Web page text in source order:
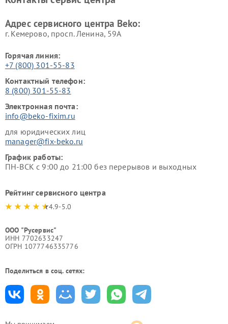
Адрес сервисного центра Beko:
г. Кемерово, просп. Ленина, 59А
Горячая линия:
+7 (800) 301-55-83
Контактный телефон:
8 (800) 301-55-83
Электронная почта:
info@beko-fixim.ru
для юридических лиц
manager@fix-beko.ru
График работы:
ПН-ВСК с 9:00 до 21:00 без перерывов и выходных
Рейтинг сервисного центра
4.9-5.0
ООО "Русервис"
ИНН 7702633247
ОГРН 1077746335776
Поделиться в соц. сетях: